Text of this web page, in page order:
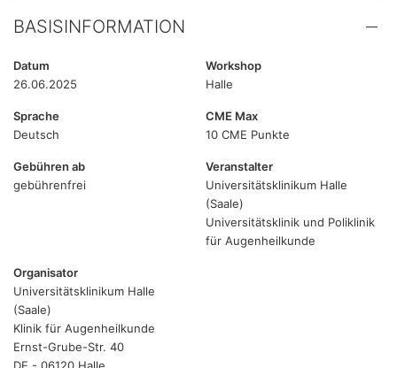
BASISINFORMATION
Datum
26.06.2025
Workshop
Halle
Sprache
Deutsch
CME Max
10 CME Punkte
Gebühren ab
gebührenfrei
Veranstalter
Universitätsklinikum Halle
(Saale)
Universitätsklinik und Poliklinik
für Augenheilkunde
Organisator
Universitätsklinikum Halle
(Saale)
Klinik für Augenheilkunde
Ernst-Grube-Str. 40